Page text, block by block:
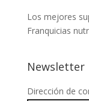
Los mejores
Franquicias
Newsletter
Dirección de